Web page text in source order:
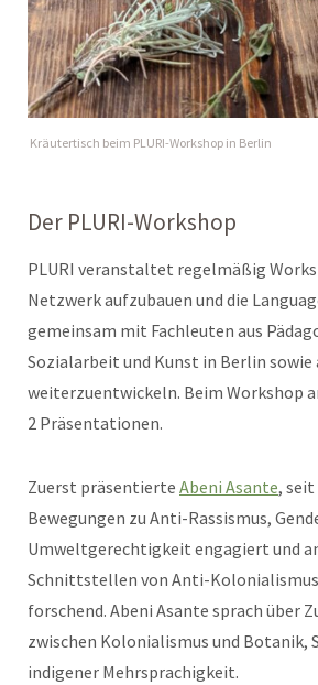
Kräutertisch beim PLURI-Workshop in Berlin
Der PLURI-Workshop
PLURI veranstaltet regelmäßig
Netzwerk aufzubauen und die
gemeinsam mit Fachleuten aus
Sozialarbeit und Kunst in Berlin sowie
weiterzuentwickeln. Beim Workshop
2 Präsentationen.
Zuerst präsentierte Abeni Asante, seit
Bewegungen zu Anti-Rassismus,
Umweltgerechtigkeit engagiert und
Schnittstellen von Anti-
forschend. Abeni Asante sprach über
zwischen Kolonialismus und Botanik,
indigener Mehrsprachigkeit.